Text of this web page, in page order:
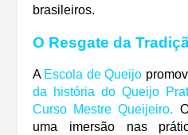
brasileiros.
O Resgate da
A Escola de Queijo
da história do Queijo
Curso Mestre Queijeiro.
uma imersão nas